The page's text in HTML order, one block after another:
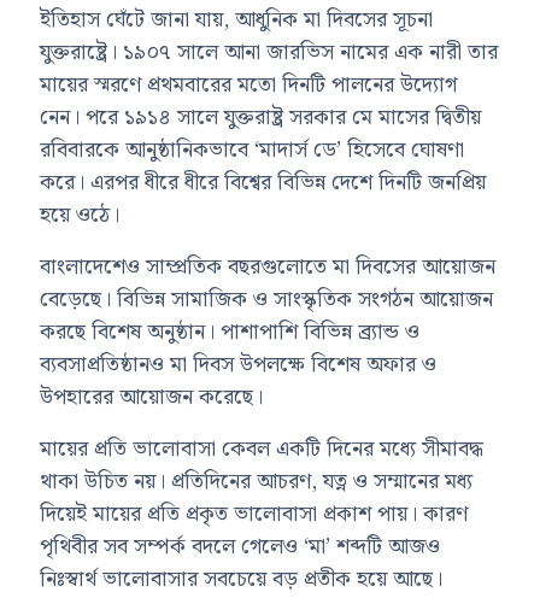
ইতিহাস ঘেঁটে জানা যায়, আধুনিক মা দিবসের সূচনা
যুক্তরাষ্ট্রে। ১৯০৭ সালে আনা জারভিস নামের এক নারী তার
মায়ের স্মরণে প্রথমবারের মতো দিনটি পালনের উদ্যোগ
নেন। পরে ১৯১৪ সালে যুক্তরাষ্ট্র সরকার মে মাসের দ্বিতীয়
রবিবারকে আনুষ্ঠানিকভাবে ‘মাদার্স ডে’ হিসেবে ঘোষণা
করে। এরপর ধীরে ধীরে বিশ্বের বিভিন্ন দেশে দিনটি জনপ্রিয়
হয়ে ওঠে।
বাংলাদেশেও সাম্প্রতিক বছরগুলোতে মা দিবসের আয়োজন
বেড়েছে। বিভিন্ন সামাজিক ও সাংস্কৃতিক সংগঠন আয়োজন
করছে বিশেষ অনুষ্ঠান। পাশাপাশি বিভিন্ন ব্র্যান্ড ও
ব্যবসাপ্রতিষ্ঠানও মা দিবস উপলক্ষে বিশেষ অফার ও
উপহারের আয়োজন করেছে।
মায়ের প্রতি ভালোবাসা কেবল একটি দিনের মধ্যে সীমাবদ্ধ
থাকা উচিত নয়। প্রতিদিনের আচরণ, যত্ন ও সম্মানের মধ্য
দিয়েই মায়ের প্রতি প্রকৃত ভালোবাসা প্রকাশ পায়। কারণ
পৃথিবীর সব সম্পর্ক বদলে গেলেও ‘মা’ শব্দটি আজও
নিঃস্বার্থ ভালোবাসার সবচেয়ে বড় প্রতীক হয়ে আছে।